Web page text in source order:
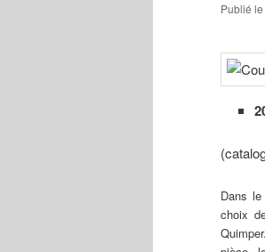
Publié le
Dans
choix